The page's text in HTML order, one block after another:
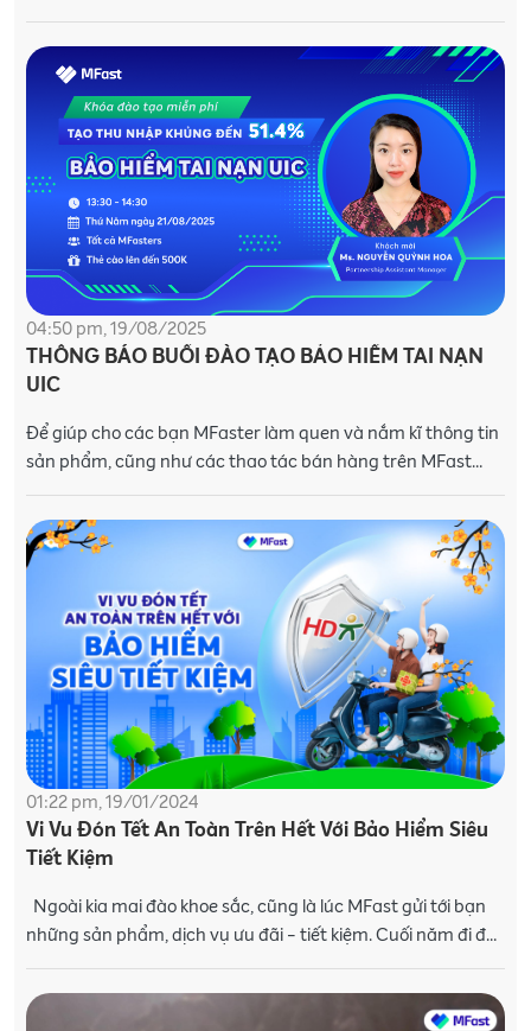
04:50 pm, 19/08/2025
THÔNG BÁO BUỔI ĐÀO TẠO BẢO HIỂM TAI NẠN
UIC
Để giúp cho các bạn MFaster làm quen và nắm kĩ thông tin
sản phẩm, cũng như các thao tác bán hàng trên MFast
01:22 pm, 19/01/2024
Vi Vu Đón Tết An Toàn Trên Hết Với Bảo Hiểm Siêu
Tiết Kiệm
những sản phẩm, dịch vụ ưu đãi - tiết kiệm. Cuối năm đi đó
đi đây, an toàn của gia đình